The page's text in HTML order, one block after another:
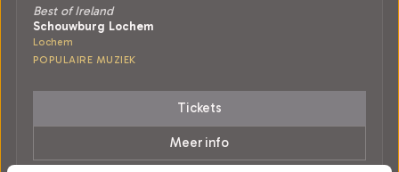
Best of Ireland
Schouwburg Lochem
Lochem
POPULAIRE MUZIEK
Tickets
Meer info